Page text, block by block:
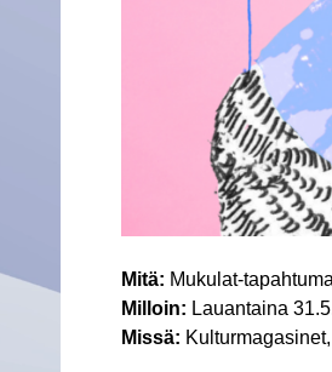
Mitä: Mukulat-
Milloin: Lauantaina
Missä: